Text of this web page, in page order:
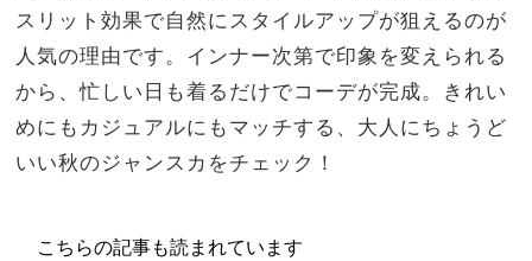
スリット効果で自然にスタイルアップが狙えるのが
人気の理由です。インナー次第で印象を変えられる
から、忙しい日も着るだけでコーデが完成。きれい
めにもカジュアルにもマッチする、大人にちょうど
いい秋のジャンスカをチェック！
こちらの記事も読まれています